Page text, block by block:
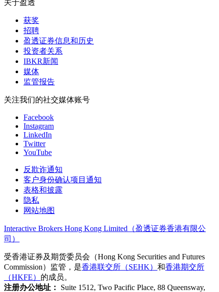
关于盈透
获奖
招聘
盈透证券信息和历史
投资者关系
IBKR新闻
媒体
监管报告
关注我们的社交媒体账号
Facebook
Instagram
LinkedIn
Twitter
YouTube
反欺诈通知
客户身份确认项目通知
表格和披露
隐私
网站地图
Interactive Brokers Hong Kong Limited（盈透证券香港有限公
司）
受香港证券及期货委员会（Hong Kong Securities and Futures
Commission）监管，是香港联交所（SEHK） 和香港期交所
（HKFE） 的成员。
注册办公地址：
Suite 1512, Two Pacific Place, 88 Queensway,